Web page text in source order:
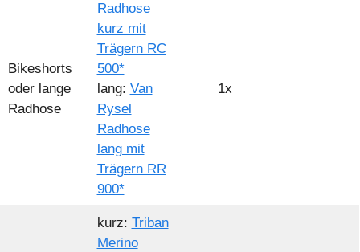
Bikeshorts
oder lange
Radhose
Radhose
kurz mit
Trägern RC
500*
lang: Van
Rysel
Radhose
lang mit
Trägern RR
900*
1x
kurz: Triban
Merino